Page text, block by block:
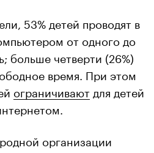
53% детей проводят в
от одного до
больше четверти (26%)
время. При этом
ограничивают для детей
организации